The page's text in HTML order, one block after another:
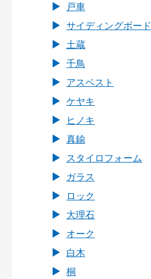
戸車
サイディングボード
土蔵
千鳥
アスベスト
ケヤキ
ヒノキ
真鍮
スタイロフォーム
ガラス
ロック
大理石
オーク
白木
桐